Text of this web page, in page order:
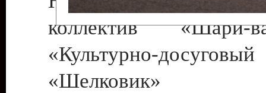
коллектив
«Культурно-
«Шелковик»